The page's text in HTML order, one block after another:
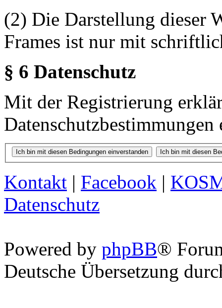
(2) Die Darstellung dieser
Frames ist nur mit
§ 6 Datenschutz
Mit der Registrierung
Datenschutzbestimmungen
Kontakt | Facebook |
Datenschutz
Powered by phpBB®
Deutsche Übersetzung